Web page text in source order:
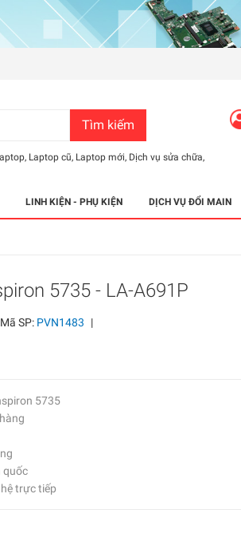
Tìm kiếm
, Laptop cũ, Laptop mới, Dịch vụ sửa chữa,
LINH KIỆN - PHỤ KIỆN DỊCH VỤ ĐỔI MAIN
5735 - LA-A691P
Mã SP: PVN1483 |
5735
trực tiếp